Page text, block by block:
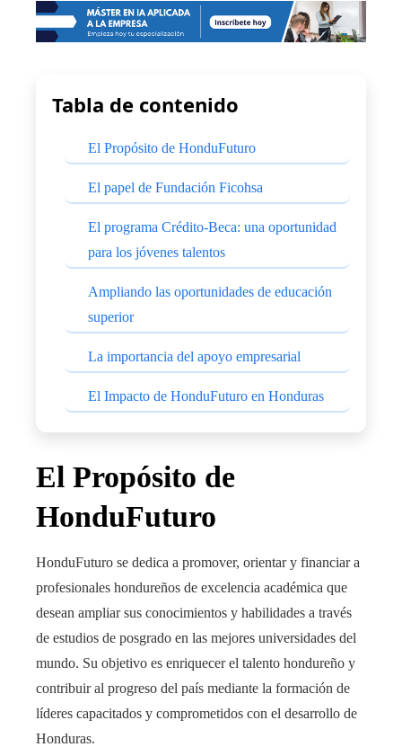
Tabla de contenido
El Propósito de HonduFuturo
El papel de Fundación Ficohsa
El programa Crédito-Beca: una oportunidad
para los jóvenes talentos
Ampliando las oportunidades de educación
superior
La importancia del apoyo empresarial
El Impacto de HonduFuturo en Honduras
El Propósito de
HonduFuturo
HonduFuturo se dedica a promover, orientar y financiar a
profesionales hondureños de excelencia académica que
desean ampliar sus conocimientos y habilidades a través
de estudios de posgrado en las mejores universidades del
mundo. Su objetivo es enriquecer el talento hondureño y
contribuir al progreso del país mediante la formación de
líderes capacitados y comprometidos con el desarrollo de
Honduras.